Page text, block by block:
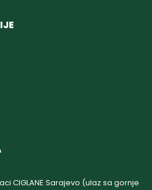
CIGLANE Sarajevo (ulaz sa gornje